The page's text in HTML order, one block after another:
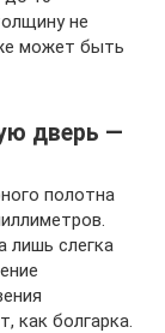
не
может быть
дверь —
полотна
лишь слегка
как болгарка.